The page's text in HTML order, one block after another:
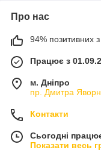
Про нас
94% позитивних з
Працює з
м. Дніпро
пр. Дмитра
Контакти
Сьогодні
Показати весь